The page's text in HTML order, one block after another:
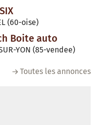
(60-oise)
Boite auto
YON (85-vendee)
Toutes les annonces